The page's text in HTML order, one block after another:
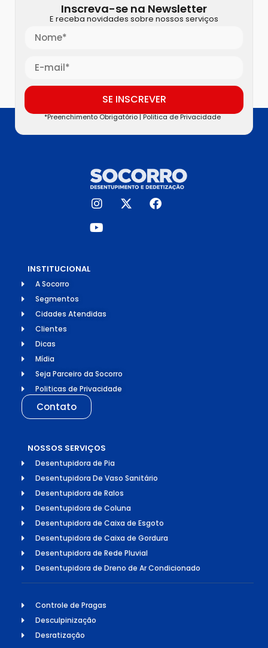
Inscreva-se na Newsletter
E receba novidades sobre nossos serviços
SE INSCREVER
*Preenchimento Obrigatório |Politica de Privacidade
INSTITUCIONAL
A Socorro
Segmentos
Cidades Atendidas
Clientes
Dicas
Mídia
Seja Parceiro da Socorro
Politicas de Privacidade
Contato
NOSSOS SERVIÇOS
Desentupidora de Pia
Desentupidora De Vaso Sanitário
Desentupidora de Ralos
Desentupidora de Coluna
Desentupidora de Caixa de Esgoto
Desentupidora de Caixa de Gordura
Desentupidora de Rede Pluvial
Desentupidora de Dreno de Ar Condicionado
Controle de Pragas
Desculpinização
Desratização